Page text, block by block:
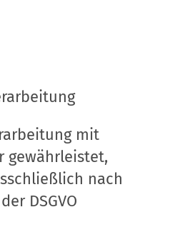
mit
gewährleistet,
nach
DSGVO